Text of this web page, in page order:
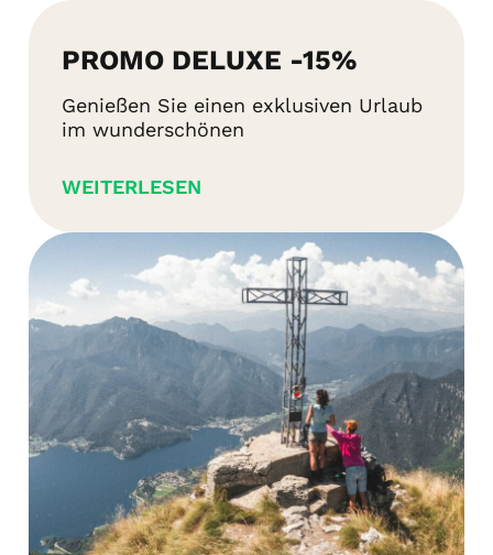
PROMO DELUXE -15%
Genießen Sie einen exklusiven Urlaub
im wunderschönen
WEITERLESEN